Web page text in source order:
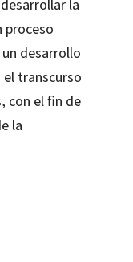
la
proceso
desarrollo
transcurso
con el fin de
la